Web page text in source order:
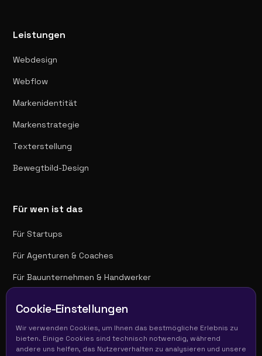
Leistungen
Webdesign
Webflow
Markenidentität
Markenstrategie
Texterstellung
Bewegtbild-Design
Für wen ist das
Für Startups
Für Agenturen & Coaches
Für Bauunternehmen & Handwerker
Folge uns
Cookie-Einstellungen
Wir verwenden Cookies, um Ihnen das bestmögliche Erlebnis zu
bieten. Einige Cookies sind technisch notwendig, während
andere uns helfen, das Nutzerverhalten zu analysieren und unsere